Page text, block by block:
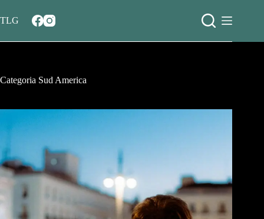
al
contenuto
TLG
Categoria Sud America